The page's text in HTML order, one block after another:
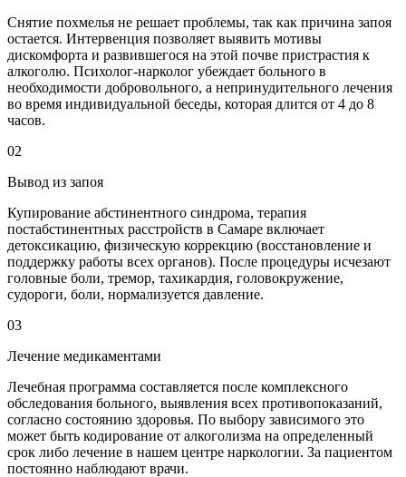
Снятие похмелья не решает проблемы, так как причина запоя
остается. Интервенция позволяет выявить мотивы
дискомфорта и развившегося на этой почве пристрастия к
алкоголю. Психолог-нарколог убеждает больного в
необходимости добровольного, а непринудительного лечения
во время индивидуальной беседы, которая длится от 4 до 8
часов.
02
Вывод из запоя
Купирование абстинентного синдрома, терапия
постабстинентных расстройств в Самаре включает
детоксикацию, физическую коррекцию (восстановление и
поддержку работы всех органов). После процедуры исчезают
головные боли, тремор, тахикардия, головокружение,
судороги, боли, нормализуется давление.
03
Лечение медикаментами
Лечебная программа составляется после комплексного
обследования больного, выявления всех противопоказаний,
согласно состоянию здоровья. По выбору зависимого это
может быть кодирование от алкоголизма на определенный
срок либо лечение в нашем центре наркологии. За пациентом
постоянно наблюдают врачи.